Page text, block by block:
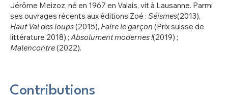
Jérôme Meizoz, né en 1967 en Valais, vit à Lausanne. Parmi
ses ouvrages récents aux éditions Zoé : Séismes(2013),
Haut Val des loups(2015), Faire le garçon (Prix suisse de
littérature 2018) ; Absolument modernes !(2019) ;
Malencontre(2022).
Contributions